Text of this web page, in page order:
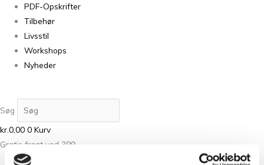
PDF-Opskrifter
Tilbehør
Livsstil
Workshops
Nyheder
Søg
kr.0,00 0 Kurv
Gratis fragt ved 399,-